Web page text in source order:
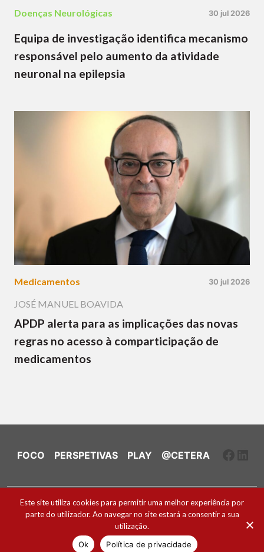
Doenças Neurológicas 30 jul 2026
Equipa de investigação identifica mecanismo
responsável pelo aumento da atividade
neuronal na epilepsia
Medicamentos 30 jul 2026
JOSÉ MANUEL BOAVIDA
APDP alerta para as implicações das novas
regras no acesso à comparticipação de
medicamentos
FOCO PERSPETIVAS PLAY @CETERA
Ficha Técnica e Estatuto Editorial
Política de Cookies
2026 ® Todos os direitos reservados
Este site utiliza cookies para permitir uma melhor experiência por
parte do utilizador. Ao navegar no site estará a consentir a sua
utilização.
Ok
Política de privacidade